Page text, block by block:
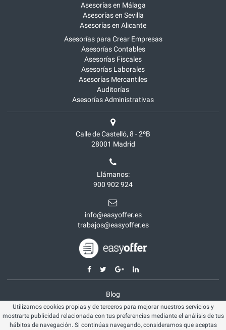
Asesorías en Málaga
Asesorías en Sevilla
Asesorías en Alicante
Asesorías para Crear Empresas
Asesorías Contables
Asesorías Fiscales
Asesorías Laborales
Asesorías Mercantiles
Auditorías
Asesorías Administrativas
Calle de Castelló, 8 - 2ºB
28001 Madrid
Llámanos:
900 902 924
info@easyoffer.es
trabajos@easyoffer.es
Blog
Opiniones
Aviso legal
Utilizamos cookies propias y de terceros para mejorar nuestros servicios y
mostrarte publicidad relacionada con tus preferencias mediante el análisis de tus
hábitos de navegación. Si continúas navegando, consideramos que aceptas